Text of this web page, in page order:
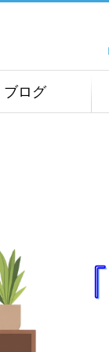
ブログ